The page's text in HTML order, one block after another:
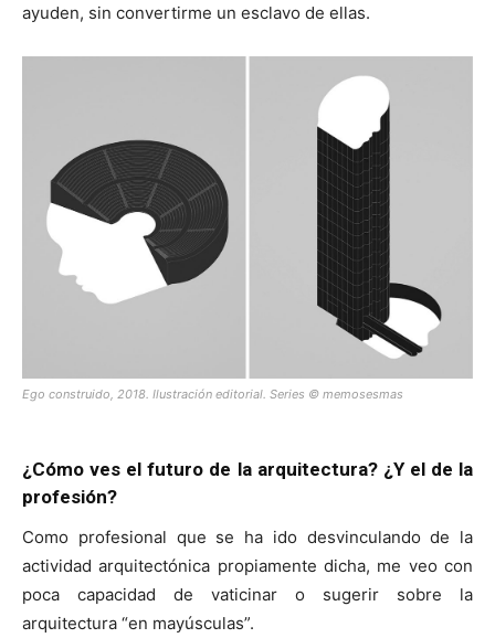
ayuden, sin convertirme un esclavo de ellas.
Ego construido, 2018. Ilustración editorial. Series © memosesmas
¿Cómo ves el futuro de la arquitectura? ¿Y el de la
profesión?
Como profesional que se ha ido desvinculando de la
actividad arquitectónica propiamente dicha, me veo con
poca capacidad de vaticinar o sugerir sobre la
arquitectura “en mayúsculas”.